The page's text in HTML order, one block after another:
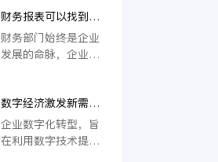
店销售相对来说才是
最重要的，因为不同
的门店在销售的时候
会不同，所以如果有
诸多的门店就一定要
注意到管理，管理是
非常重要，那么下面
财务报表可以找到销
售收入吗？
财务部门始终是企业
发展的命脉，企业的
如果财务报表出现问
题，那么企业也将会
面临很大的发展阻
数字经济激发新需
求，数字化转型让企
业销售更好做
企业数字化转型，旨
在利用数字技术提升